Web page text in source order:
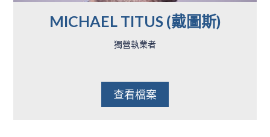
MICHAEL TITUS (戴圖斯)
獨營執業者
查看檔案